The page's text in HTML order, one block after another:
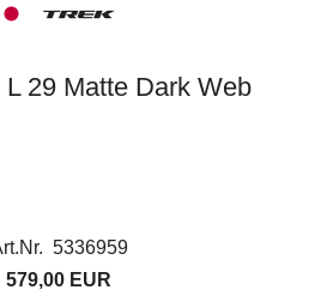
29 Matte Dark Web
5336959
579,00 EUR